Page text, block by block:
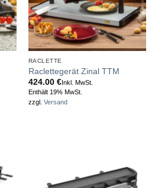
RACLETTE
Raclettegerät Zinal TTM
424.00 €Inkl. MwSt.
Enthält 19% MwSt.
zzgl. Versand